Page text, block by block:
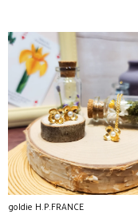
goldie H.P.FRANCE